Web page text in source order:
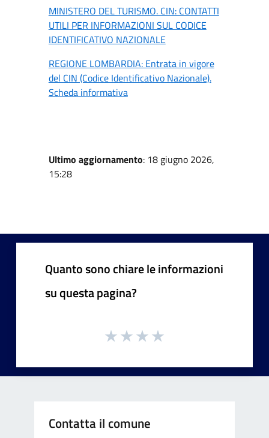
MINISTERO DEL TURISMO. CIN: CONTATTI
UTILI PER INFORMAZIONI SUL CODICE
IDENTIFICATIVO NAZIONALE
REGIONE LOMBARDIA: Entrata in vigore
del CIN (Codice Identificativo Nazionale).
Scheda informativa
Ultimo aggiornamento: 18 giugno 2026,
15:28
Quanto sono chiare le informazioni
su questa pagina?
Contatta il comune